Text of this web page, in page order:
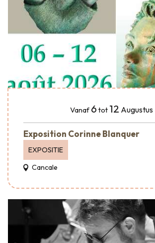
Vanaf 6 tot 12 Augustus
Exposition Corinne Blanquer
EXPOSITIE
Cancale